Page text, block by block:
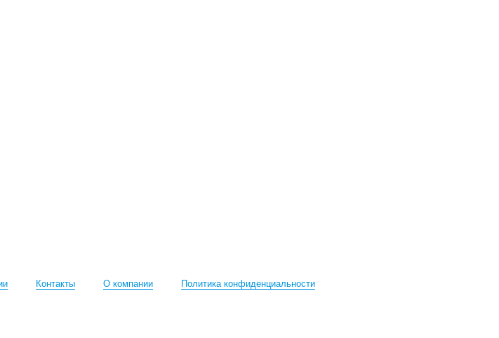
Контакты О компании Политика конфиденциальности